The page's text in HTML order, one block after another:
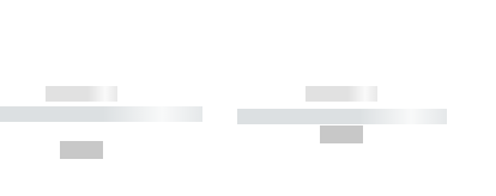
------------
----------- ----------- ----
------------
----------- ----------- -----------